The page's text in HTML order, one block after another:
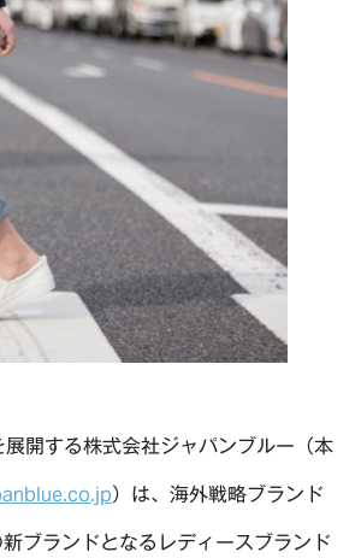
開する株式会社ジャパンブルー（本
）は、海外戦略ブランド
ブランドとなるレディースブランド